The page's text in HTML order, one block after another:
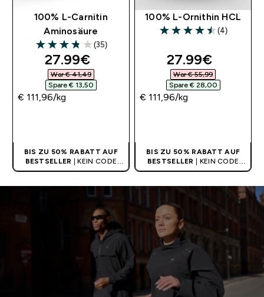
100% L-Carnitin
Aminosäure
3.83 out of 5 stars
(35)
discounted price
27.99€‎
War € 41,49‎
Spare € 13,50‎
€ 111,96‎/kg
BIS ZU 50% RABATT AUF
BESTSELLER
| KEIN CODE
BENÖTIGT
100% L-Ornithin HCL
4.5 out of 5 stars
(4)
discounted
27.99€‎
War € 55,99‎
Spare € 28,00‎
€ 111,96‎/kg
BIS ZU 50% RABATT AUF
BESTSELLER
| KEIN CODE
BENÖTIGT